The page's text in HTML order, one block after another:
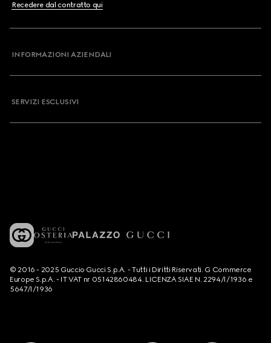
Recedere dal contratto qui
INFORMAZIONI AZIENDALI
SERVIZI ESCLUSIVI
© 2016 - 2025 Guccio Gucci S.p.A. - Tutti i Diritti Riservati. G Commerce
Europe S.p.A. - IT VAT nr 05142860484. LICENZA SIAE N. 2294/I/1936 e
5647/I/1936